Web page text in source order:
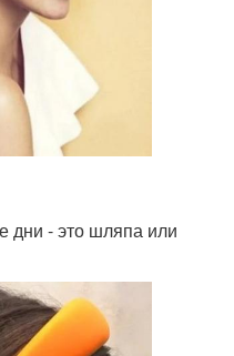
дни - это шляпа или